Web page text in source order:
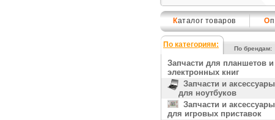
Каталог товаров О
По категориям: По брендам:
Запчасти для планшетов и
электронных книг
Запчасти и аксессуары
для ноутбуков
Запчасти и аксессуары
для игровых приставок